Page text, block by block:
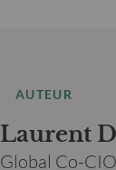
AUTEUR
Laurent
Global Co-